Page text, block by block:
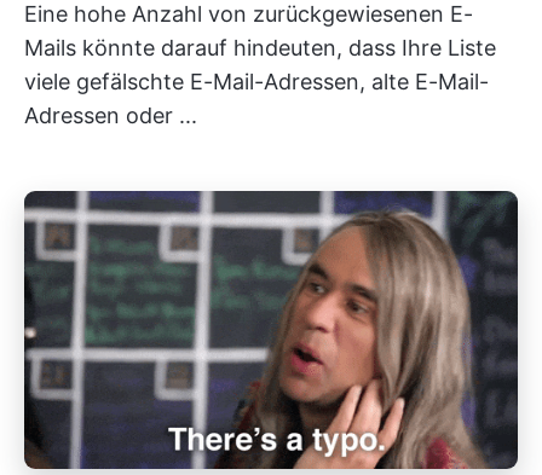
Eine hohe Anzahl von zurückgewiesenen E-
Mails könnte darauf hindeuten, dass Ihre Liste
viele gefälschte E-Mail-Adressen, alte E-Mail-
Adressen oder ...